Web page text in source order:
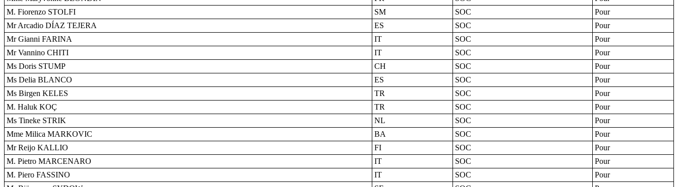
M. Fiorenzo STOLFI
SM SOC
Pour
Mr Arcadio DÍAZ TEJERA
ES SOC
Pour
Mr Gianni FARINA
IT SOC
Pour
Mr Vannino CHITI
IT SOC
Pour
Ms Doris STUMP
CH SOC
Pour
Ms Delia BLANCO
ES SOC
Pour
Ms Birgen KELES
TR SOC
Pour
M. Haluk KOÇ
TR SOC
Pour
Ms Tineke STRIK
NL SOC
Pour
Mme Milica MARKOVIC
BA SOC
Pour
Mr Reijo KALLIO
FI SOC
Pour
M. Pietro MARCENARO
IT SOC
Pour
M. Piero FASSINO
IT SOC
Pour